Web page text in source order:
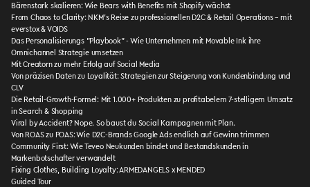
Bärenstark skalieren: Wie Bears with Benefits mit Shopify wächst
From Chaos to Clarity: NKM’s Reise zu professionellen D2C & Retail Operations – mit
everstox & VOIDS
Das Personalisierungs "Playbook" - Wie Unternehmen mit Movable Ink ihre
Omnichannel Strategie umsetzen
Mit Creatorn zu mehr Erfolg auf Social Media
Von präzisen Daten zu Loyalität: Strategien zur Steigerung von Kundenbindung und
CLV
Die Retail-Growth-Formel: Mit 1.000+ Produkten zu profitabelem 7-stelligem Umsatz
in Search & Shopping
Viral by Accident? Nope. So baust du Social Kampagnen mit Plan.
Von ROAS zu POAS: Wie D2C-Brands Google Ads endlich auf Gewinn trimmen
Community First: Wie Teveo Neukunden bindet und Bestandskunden in
Markenbotschafter verwandelt
Fixing Clothes, Building Loyalty: ARMEDANGELS x MENDED
Guided Tour